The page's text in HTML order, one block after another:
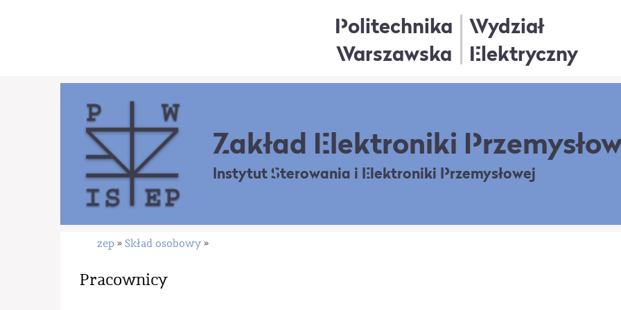
Politechnika
Warszawska
Wydział
Elektryczny
Zakład Elektroniki
Instytut Sterowania i Elektroniki Przemysłowej
zep » Skład osobowy »
Pracownicy